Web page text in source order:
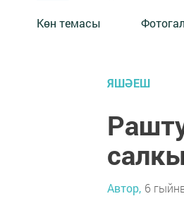
Көн темасы
ЯШӘЕШ
Автор, 6